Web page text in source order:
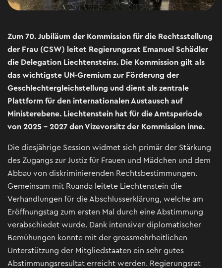
Zum 70. Jubiläum der Kommission für die Rechtsstellung
der Frau (CSW) leitet Regierungsrat Emanuel Schädler
die Delegation Liechtensteins. Die Kommission gilt als
das wichtigste UN-Gremium zur Förderung der
Geschlechtergleichstellung und dient als zentrale
Plattform für den internationalen Austausch auf
Ministerebene. Liechtenstein hat für die Amtsperiode
von 2025 - 2027 den Vizevorsitz der Kommission inne.
Die diesjährige Session widmet sich primär der Stärkung
des Zugangs zur Justiz für Frauen und Mädchen und dem
Abbau von diskriminierenden Rechtsbestimmungen.
Gemeinsam mit Ruanda leitete Liechtenstein die
Verhandlungen für die Abschlusserklärung, welche am
Eröffnungstag zum ersten Mal durch eine Abstimmung
verabschiedet wurde. Dank intensiver diplomatischer
Bemühungen konnte mit der grossmehrheitlichen
Unterstützung der Mitgliedstaaten ein sehr gutes
Abstimmungsresultat erreicht werden. Regierungsrat